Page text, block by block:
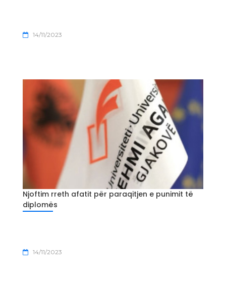
14/11/2023
Njoftim rreth afatit për paraqitjen e punimit të
diplomës
14/11/2023